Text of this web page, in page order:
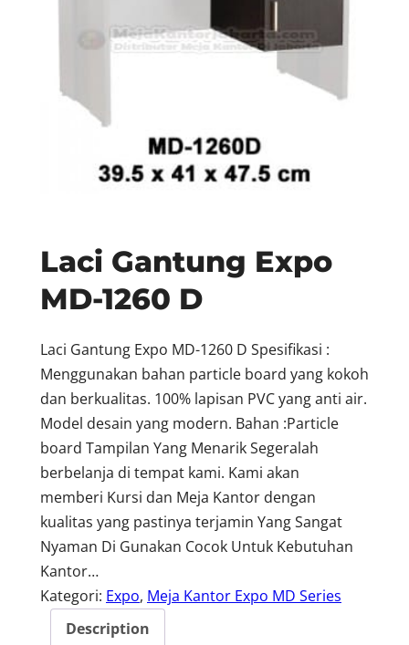
Laci Gantung Expo
MD-1260 D
Laci Gantung Expo MD-1260 D Spesifikasi :
Menggunakan bahan particle board yang kokoh
dan berkualitas. 100% lapisan PVC yang anti air.
Model desain yang modern. Bahan :Particle
board Tampilan Yang Menarik Segeralah
berbelanja di tempat kami. Kami akan
memberi Kursi dan Meja Kantor dengan
kualitas yang pastinya terjamin Yang Sangat
Nyaman Di Gunakan Cocok Untuk Kebutuhan
Kantor…
Kategori: Expo, Meja Kantor Expo MD Series
Description